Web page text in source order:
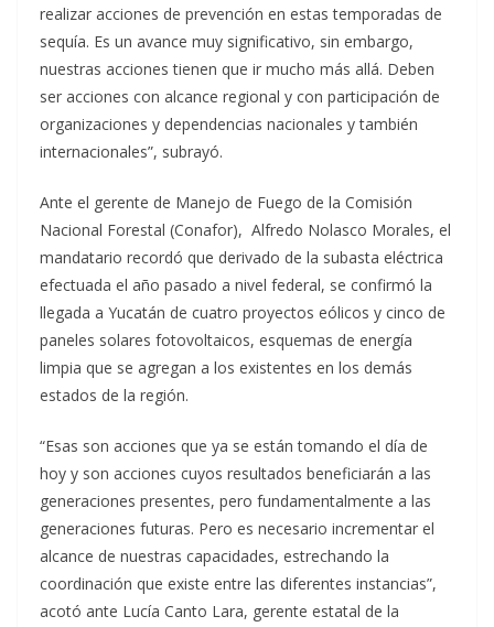
realizar acciones de prevención en estas temporadas de
sequía. Es un avance muy significativo, sin embargo,
nuestras acciones tienen que ir mucho más allá. Deben
ser acciones con alcance regional y con participación de
organizaciones y dependencias nacionales y también
internacionales”, subrayó.
Ante el gerente de Manejo de Fuego de la Comisión
Nacional Forestal (Conafor), Alfredo Nolasco Morales, el
mandatario recordó que derivado de la subasta eléctrica
efectuada el año pasado a nivel federal, se confirmó la
llegada a Yucatán de cuatro proyectos eólicos y cinco de
paneles solares fotovoltaicos, esquemas de energía
limpia que se agregan a los existentes en los demás
estados de la región.
“Esas son acciones que ya se están tomando el día de
hoy y son acciones cuyos resultados beneficiarán a las
generaciones presentes, pero fundamentalmente a las
generaciones futuras. Pero es necesario incrementar el
alcance de nuestras capacidades, estrechando la
coordinación que existe entre las diferentes instancias”,
acotó ante Lucía Canto Lara, gerente estatal de la